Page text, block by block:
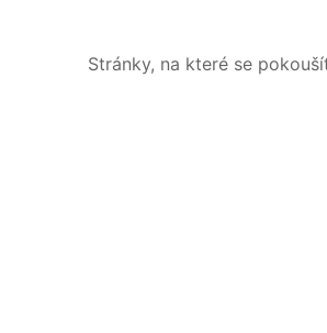
Stránky, na které se